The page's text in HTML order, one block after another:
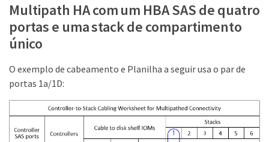
Multipath HA com um HBA SAS de quatro
portas e uma stack de compartimento
único
O exemplo de cabeamento e Planilha a seguir usa o par de
portas 1a/1D: